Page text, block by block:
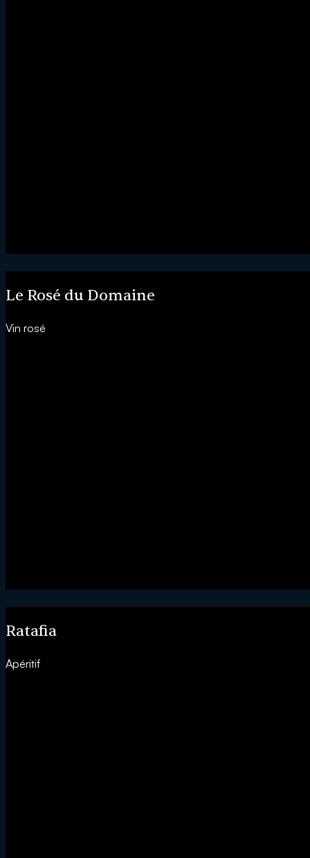
Le Rosé du Domaine
Vin rosé
Ratafia
Apéritif